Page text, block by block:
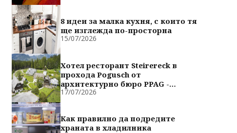
8 идеи за малка кухня, с които тя
ще изглежда по-просторна
15/07/2026
Хотел ресторант Steirereck в
прохода Pogusch от
архитектурно бюро PPAG -
духовно сродни
17/07/2026
Как правилно да подредите
храната в хладилника